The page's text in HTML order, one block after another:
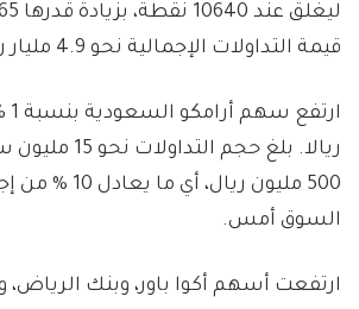
قيمة التداولات الإجمالية نحو 4.9 مليار ريال.
ريالا. بلغ حجم
500 مليون ريال،
السوق أمس.
ارتفعت أسهم أكوا باور، وبنك الرياض،